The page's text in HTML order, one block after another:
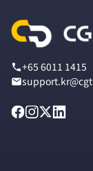
+65 6011 1415